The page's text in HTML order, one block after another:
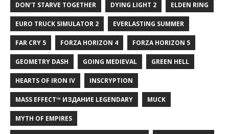
DON'T STARVE TOGETHER DYING LIGHT 2 ELDEN RING
EURO TRUCK SIMULATOR 2 EVERLASTING SUMMER
FAR CRY 5 FORZA HORIZON 4 FORZA HORIZON 5
GEOMETRY DASH GOING MEDIEVAL GREEN HELL
HEARTS OF IRON IV INSCRYPTION
MASS EFFECT™ ИЗДАНИЕ LEGENDARY MUCK
MYTH OF EMPIRES